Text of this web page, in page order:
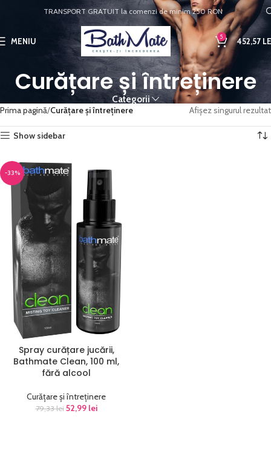
TRANSPORT GRATUIT la comenzi de minim 250 RON
MENIU 5 452,57
Curățare și întreținere
Categorii
Prima pagină Curățare și întreținere Afișez singurul rezultat
Show sidebar
-33%
Spray curățare jucării,
Bathmate Clean, 100 ml,
fără alcool
Curățare și întreținere
79,33lei 52,99 lei